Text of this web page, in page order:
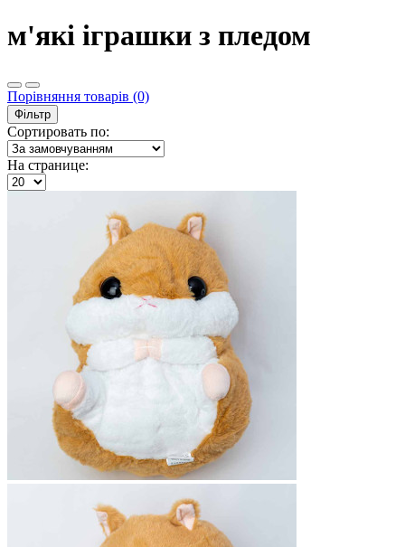
м'які іграшки з пледом
Порівняння товарів (0)
Фільтр
Сортировать по:
На странице: